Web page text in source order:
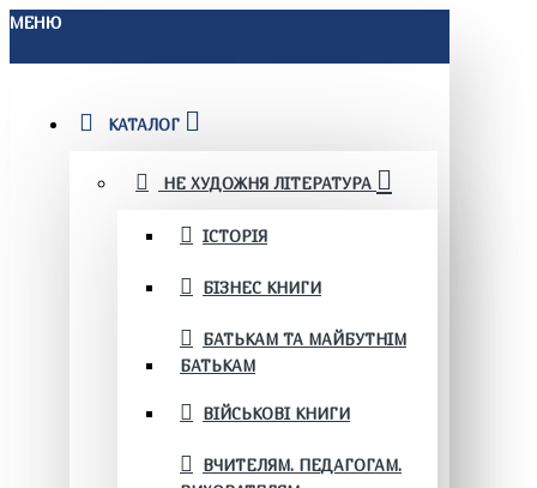
МЕНЮ
КАТАЛОГ
НЕ ХУДОЖНЯ ЛІТЕРАТУРА
ІСТОРІЯ
БІЗНЕС КНИГИ
БАТЬКАМ ТА МАЙБУТНІМ
БАТЬКАМ
ВІЙСЬКОВІ КНИГИ
ВЧИТЕЛЯМ. ПЕДАГОГАМ.